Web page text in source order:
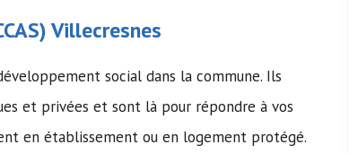
) Villecresnes
social dans la commune. Ils
et privées et sont là pour répondre à vos
en établissement ou en logement protégé.